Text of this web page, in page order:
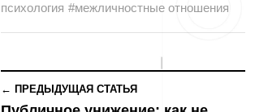
психология #межличностные отношения
← ПРЕДЫДУЩАЯ СТАТЬЯ